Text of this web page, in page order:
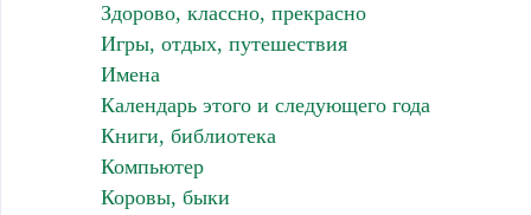
Здорово, классно, прекрасно
Игры, отдых, путешествия
Имена
Календарь этого и следующего года
Книги, библиотека
Компьютер
Коровы, быки